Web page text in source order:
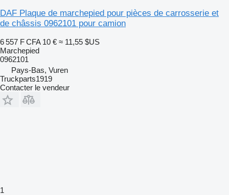
DAF Plaque de marchepied pour pièces de carrosserie et
de châssis 0962101 pour camion
6 557 F CFA 10 € ≈ 11,55 $US
Marchepied
0962101
Pays-Bas, Vuren
Truckparts1919
Contacter le vendeur
1